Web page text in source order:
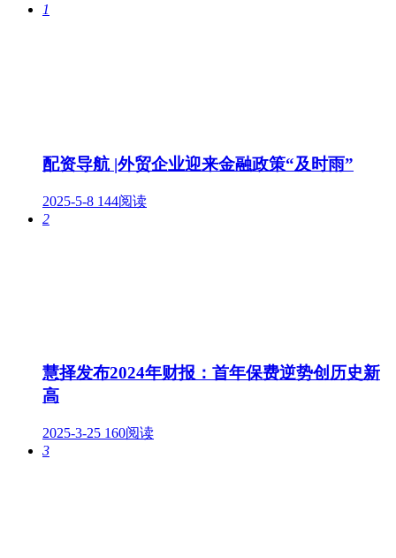
1
配资导航 |外贸企业迎来金融政策“及时雨”
2025-5-8 144阅读
2
慧择发布2024年财报：首年保费逆势创历史新
高
2025-3-25 160阅读
3